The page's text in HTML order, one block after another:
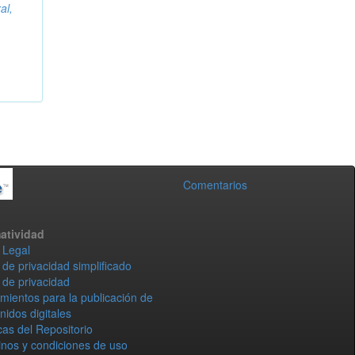
Comentarios
privacidad simplificado
privacidad
para la publicación de
digitales
del Repositorio
y condiciones de uso